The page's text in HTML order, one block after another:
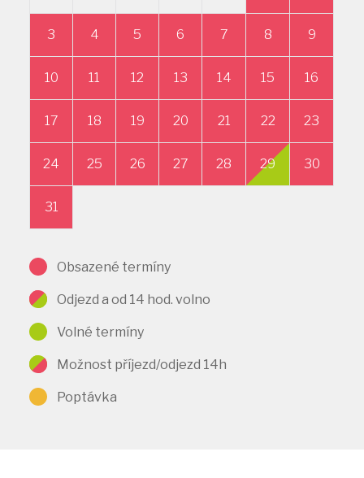
3 4 5 6 7 8 9
10 11 12 13 14 15 16
17 18 19 20 21 22 23
24 25 26 27 28 29 30
31
Obsazené termíny
Odjezd a od 14 hod. volno
Volné termíny
Možnost příjezd/odjezd 14h
Poptávka